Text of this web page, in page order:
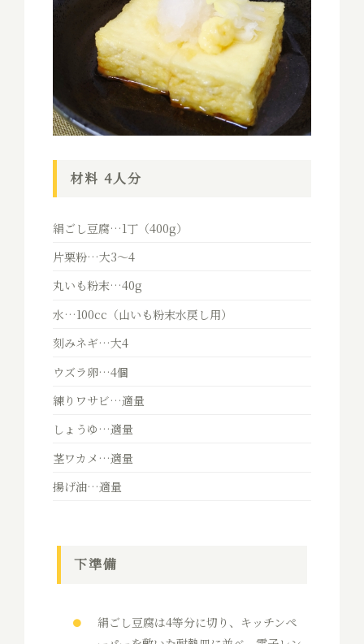
材料 4人分
絹ごし豆腐…1丁（400g）
片栗粉…大3〜4
丸いも粉末…40g
水…100cc（山いも粉末水戻し用）
刻みネギ…大4
ウズラ卵…4個
練りワサビ…適量
しょうゆ…適量
茎ワカメ…適量
揚げ油…適量
下準備
絹ごし豆腐は4等分に切り、キッチンペ